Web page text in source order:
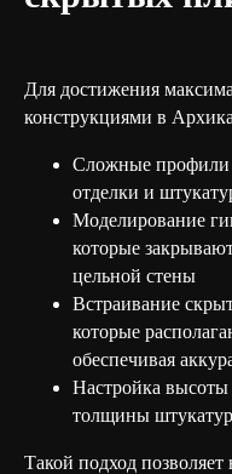
Для достижения
конструкциями в
Сложные профили
отделки и
Моделирование
которые
цельной стены
Встраивание
которые
обеспечивая
Настройка
толщины
Такой подход позволяет